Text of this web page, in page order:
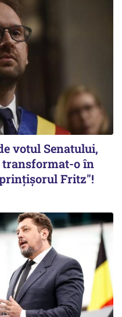
votul Senatului,
transformat-o în
Fritz"!